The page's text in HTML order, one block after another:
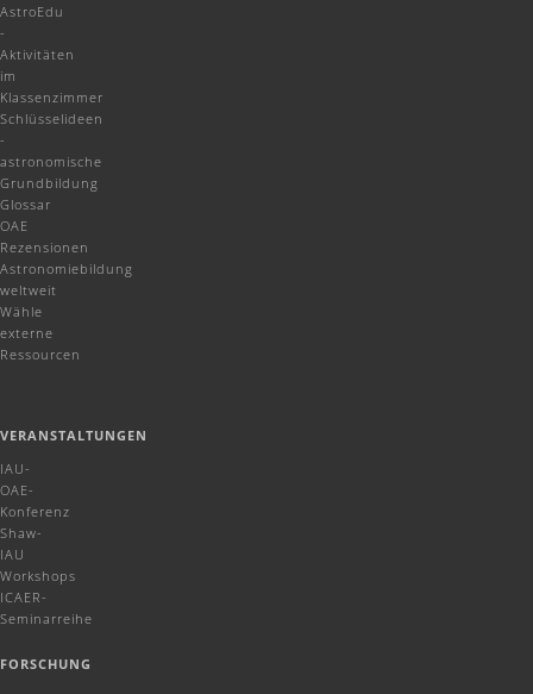
AstroEdu
-
Aktivitäten
im
Klassenzimmer
Schlüsselideen
-
astronomische
Grundbildung
Glossar
OAE
Rezensionen
Astronomiebildung
weltweit
Wähle
externe
Ressourcen
VERANSTALTUNGEN
IAU-
OAE-
Konferenz
Shaw-
IAU
Workshops
ICAER-
Seminarreihe
FORSCHUNG